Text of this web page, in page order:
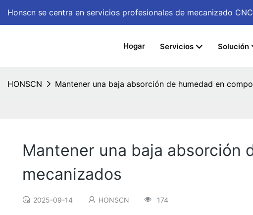
Honscn se centra en servicios profesionales de mecanizado CNC
Hogar Servicios Solución
HONSCN Mantener una baja absorción de humedad en
Mantener una baja absorción
mecanizados
2025-09-14 HONSCN 174